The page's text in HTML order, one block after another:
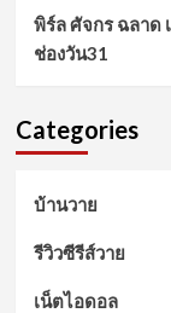
พิร์ล ศัจกร ฉลาด
ช่องวัน31
Categories
บ้านวาย
รีวิวซีรีส์วาย
เน็ตไอดอล